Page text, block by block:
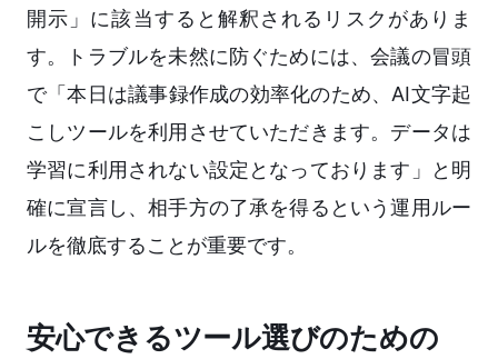
開示」に該当すると解釈されるリスクがありま
す。トラブルを未然に防ぐためには、会議の冒頭
で「本日は議事録作成の効率化のため、AI文字起
こしツールを利用させていただきます。データは
学習に利用されない設定となっております」と明
確に宣言し、相手方の了承を得るという運用ルー
ルを徹底することが重要です。
安心できるツール選びのための